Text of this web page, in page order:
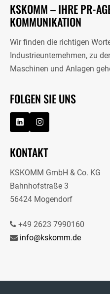
KSKOMM – IHRE PR-
KOMMUNIKATION
Wir finden die richtigen
Industrieunternehmen, zu
Maschinen und Anlagen
FOLGEN SIE UNS
KONTAKT
KSKOMM GmbH & Co. KG
Bahnhofstraße 3
56424 Mogendorf
+49 2623 7990160
info@kskomm.de